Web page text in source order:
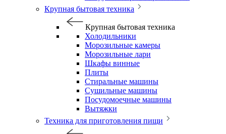
Крупная бытовая техника
Крупная бытовая техника
Холодильники
Морозильные камеры
Морозильные лари
Шкафы винные
Плиты
Стиральные машины
Сушильные машины
Посудомоечные машины
Вытяжки
Техника для приготовления пищи